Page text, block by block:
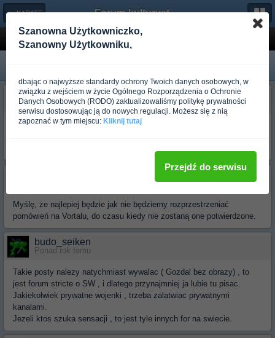
← KARATE Forum-kulturystyka.pl
Znikajacy topic
budo_wesley
Ponad rok temu
Witam
Myślę, że najlepiej będzie jak nie będziemy rozprzestrzeniać
pomówień na Vortalu, do czasu kiedy nie zostaną one potwierdzone.
budo_seiken
Ponad rok temu
Takie posty nalezy natychmiast wywalac ( Gozdal bez obrazy) , to
jest forum stricte o SW , i dlatego przynajmniej ja lubie tu pisac.
Jakiekolwiek prywatne wojenki , trzeba zalatwiac prywatnymi
kanalami.
Jezeli ktos szuka sensacji , to jest tyle innych for na swiecie.
Szanowna Użytkowniczko,
Szanowny Użytkowniku,
dbając o najwyższe standardy ochrony Twoich danych osobowych, w
związku z wejściem w życie Ogólnego Rozporządzenia o Ochronie
Danych Osobowych (RODO) zaktualizowaliśmy politykę prywatności
serwisu dostosowując ją do nowych regulacji. Możesz się z nią
zapoznać w tym miejscu: Kliknij tutaj
Przejdź do serwisu